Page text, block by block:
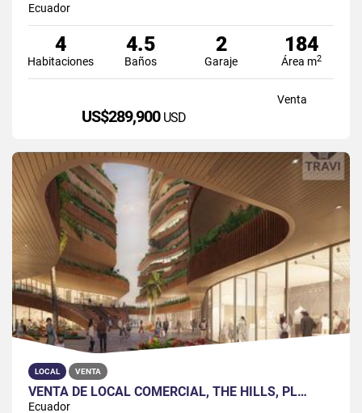
Ecuador
4
Habitaciones
4.5
Baños
2
Garaje
184
Área m2
Venta
US$289,900 USD
LOCAL VENTA
VENTA DE LOCAL COMERCIAL, THE HILLS, PL…
Ecuador